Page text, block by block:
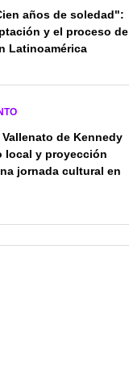
años de soledad":
y el proceso de
Latinoamérica
de Kennedy
local y proyección
jornada cultural en